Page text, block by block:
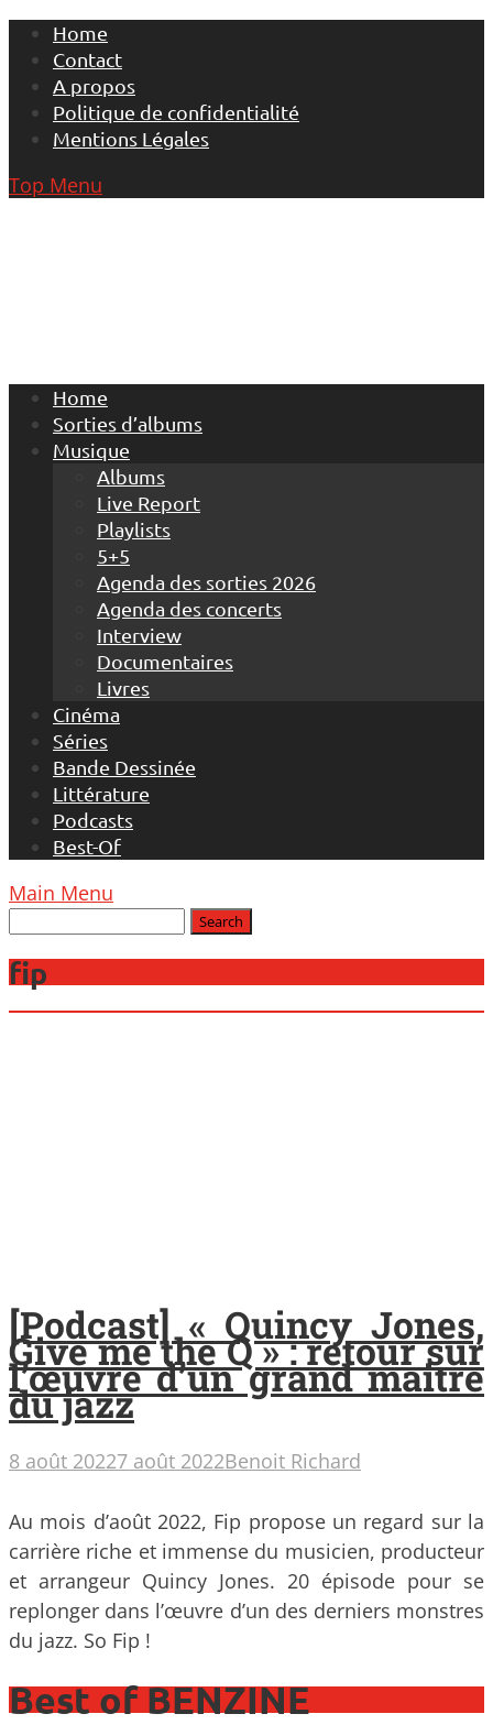
Skip
content
Home
Contact
A propos
Politique de confidentialité
Mentions Légales
Top Menu
Home
Sorties d’albums
Musique
Albums
Live Report
Playlists
5+5
Agenda des sorties 2026
Agenda des concerts
Interview
Documentaires
Livres
Cinéma
Séries
Bande Dessinée
Littérature
Podcasts
Best-Of
Main Menu
fip
[Podcast] « Quincy Jones,
Give me the Q » : retour sur
l’œuvre d’un grand maitre
du jazz
8 août 20227 août 2022Benoit Richard
Au mois d’août 2022, Fip propose un regard sur la
carrière riche et immense du musicien, producteur
et arrangeur Quincy Jones. 20 épisode pour se
replonger dans l’œuvre d’un des derniers monstres
du jazz. So Fip !
Best of BENZINE